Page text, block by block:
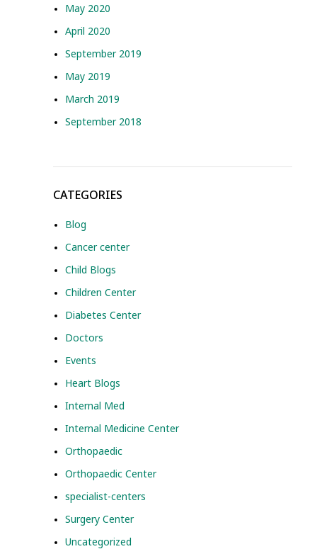
May 2020
April 2020
September 2019
May 2019
March 2019
September 2018
CATEGORIES
Blog
Cancer center
Child Blogs
Children Center
Diabetes Center
Doctors
Events
Heart Blogs
Internal Med
Internal Medicine Center
Orthopaedic
Orthopaedic Center
specialist-centers
Surgery Center
Uncategorized